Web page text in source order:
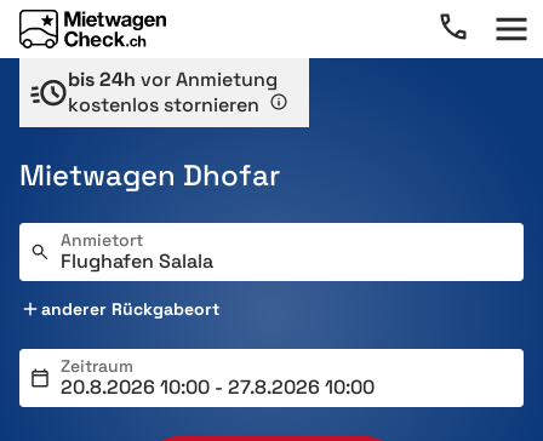
bis 24h vor Anmietung
kostenlos stornieren
Mietwagen Dhofar
Anmietort
anderer Rückgabeort
Zeitraum